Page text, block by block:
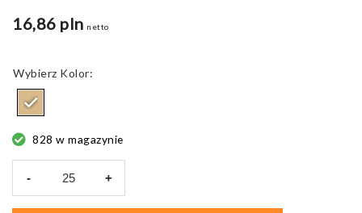
16,86 pln netto
Kolor
828 w magazynie
- +